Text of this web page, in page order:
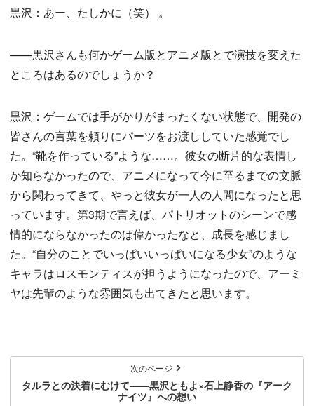
黒沢：あー、たしかに（笑） 。
——黒沢さんも何かゲーム版とアニメ版とで演技を変えた
ところはあるのでしょうか？
黒沢：ゲームでは手がかりがまったくない状態で、開発の
皆さんの言葉を頼りにパーツをお渡ししていた感覚でし
た。“靴を作っている”ような……。彼女の断片的な表情し
か知らなかったので、アニメになって今に至るまでの文脈
から関わってきて、やっと彼女が一人の人間になったと思
っています。第3期で言えば、パトリオットのシーンで感
情的にならなかったのは偉かったなと、成長を感じまし
た。“自分のことでいっぱいいっぱいになる少女”のような
キャラはロスモンティスが担うようになったので、アーミ
ヤは先輩のような雰囲気も出てきたと思います。
次のページ
タルラとの決着にむけて——黒沢ともよ×石上静香の『アーク
ナイツ』への想い